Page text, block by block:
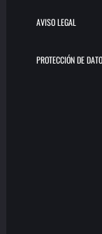
AVISO LEGAL
PROTECCIÓN DE